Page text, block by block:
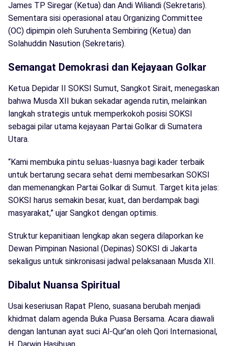
James TP Siregar (Ketua) dan Andi Wiliandi (Sekretaris).
Sementara sisi operasional atau Organizing Committee
(OC) dipimpin oleh Suruhenta Sembiring (Ketua) dan
Solahuddin Nasution (Sekretaris).
Semangat Demokrasi dan Kejayaan Golkar
Ketua Depidar II SOKSI Sumut, Sangkot Sirait, menegaskan
bahwa Musda XII bukan sekadar agenda rutin, melainkan
langkah strategis untuk memperkokoh posisi SOKSI
sebagai pilar utama kejayaan Partai Golkar di Sumatera
Utara.
“Kami membuka pintu seluas-luasnya bagi kader terbaik
untuk bertarung secara sehat demi membesarkan SOKSI
dan memenangkan Partai Golkar di Sumut. Target kita jelas:
SOKSI harus semakin besar, kuat, dan berdampak bagi
masyarakat,” ujar Sangkot dengan optimis.
Struktur kepanitiaan lengkap akan segera dilaporkan ke
Dewan Pimpinan Nasional (Depinas) SOKSI di Jakarta
sekaligus untuk sinkronisasi jadwal pelaksanaan Musda XII.
Dibalut Nuansa Spiritual
Usai keseriusan Rapat Pleno, suasana berubah menjadi
khidmat dalam agenda Buka Puasa Bersama. Acara diawali
dengan lantunan ayat suci Al-Qur’an oleh Qori Internasional,